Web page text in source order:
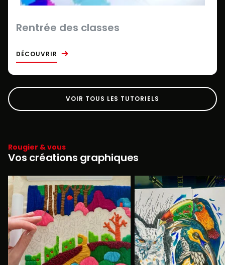
Rentrée des classes
DÉCOUVRIR
VOIR TOUS LES TUTORIELS
Rougier & vous
Vos créations graphiques